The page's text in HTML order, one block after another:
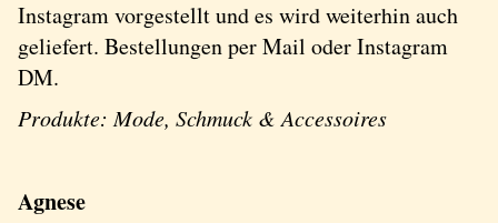
Instagram vorgestellt und es wird weiterhin auch
geliefert. Bestellungen per Mail oder Instagram
DM.
Produkte: Mode, Schmuck & Accessoires
Agnese